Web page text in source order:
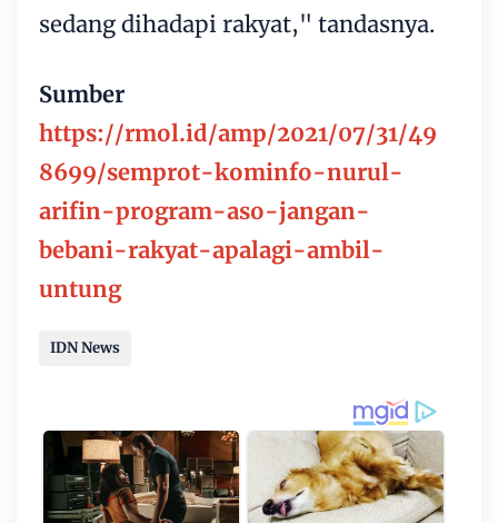
sedang dihadapi rakyat," tandasnya.
Sumber
https://rmol.id/amp/2021/07/31/49
8699/semprot-kominfo-nurul-
arifin-program-aso-jangan-
bebani-rakyat-apalagi-ambil-
untung
IDN News